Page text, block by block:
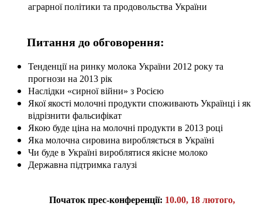
аграрної політики та продовольства України
Питання до обговорення:
Тенденції на ринку молока України 2012 року та
прогнози на 2013 рік
Наслідки «сирної війни» з Росією
Якої якості молочні продукти споживають Українці і як
відрізнити фальсифікат
Якою буде ціна на молочні продукти в 2013 році
Яка молочна сировина виробляється в Україні
Чи буде в Україні вироблятися якісне молоко
Державна підтримка галузі
Початок прес-конференції: 10.00, 18 лютого,